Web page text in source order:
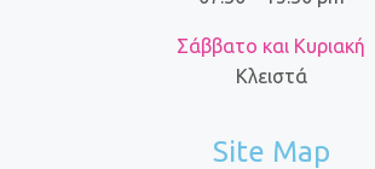
Σάββατο και Κυριακή
Κλειστά
Site Map